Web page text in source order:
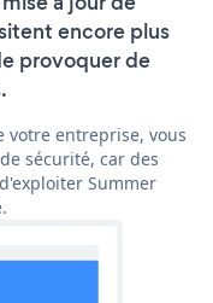
encore plus
provoquer de
votre entreprise, vous
sécurité, car des
Summer